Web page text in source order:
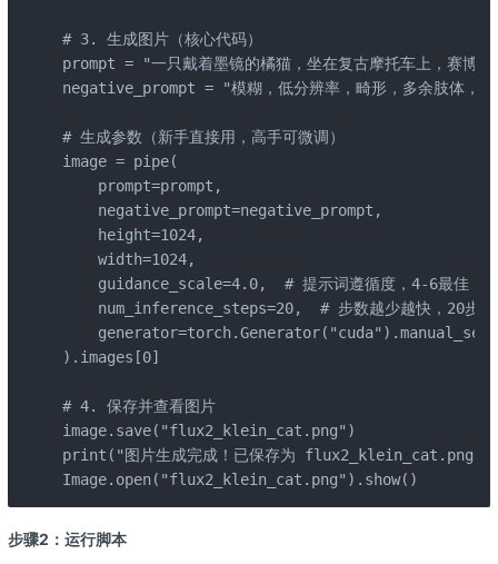
# 3. 生成图片（核心代码）
prompt = "一只戴着墨镜的橘猫，坐在复古摩托车上，赛博
negative_prompt = "模糊，低分辨率，畸形，多余肢体，
# 生成参数（新手直接用，高手可微调）
image = pipe(
    prompt=prompt,
    negative_prompt=negative_prompt,
    height=1024,
    width=1024,
    guidance_scale=4.0,  # 提示词遵循度，4-6最佳
num_inference_steps=20,  # 步数越少越快，20步足
).images[0]
# 4. 保存并查看图片
image.save("flux2_klein_cat.png")
print("图片生成完成！已保存为 flux2_klein_cat.png")
Image.open("flux2_klein_cat.png").show()
步骤2：运行脚本